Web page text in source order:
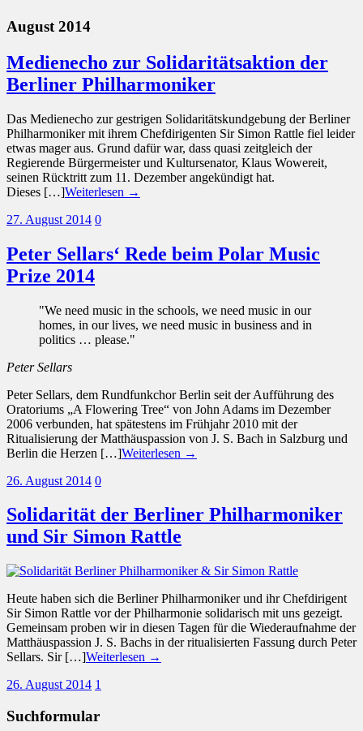
August 2014
Medienecho zur Solidaritätsaktion der
Berliner Philharmoniker
Das Medienecho zur gestrigen Solidaritätskundgebung der Berliner
Philharmoniker mit ihrem Chefdirigenten Sir Simon Rattle fiel leider
etwas mager aus. Grund dafür war, dass quasi zeitgleich der
Regierende Bürgermeister und Kultursenator, Klaus Wowereit,
seinen Rücktritt zum 11. Dezember angekündigt hat.
Dieses […]Weiterlesen →
27. August 2014 0
Peter Sellars‘ Rede beim Polar Music
Prize 2014
"We need music in the schools, we need music in our
homes, in our lives, we need music in business and in
politics … please."
Peter Sellars
Peter Sellars, dem Rundfunkchor Berlin seit der Aufführung des
Oratoriums „A Flowering Tree“ von John Adams im Dezember
2006 verbunden, hat spätestens im Frühjahr 2010 mit der
Ritualisierung der Matthäuspassion von J. S. Bach in Salzburg und
Berlin die Herzen […]Weiterlesen →
26. August 2014 0
Solidarität der Berliner Philharmoniker
und Sir Simon Rattle
Heute haben sich die Berliner Philharmoniker und ihr Chefdirigent
Sir Simon Rattle vor der Philharmonie solidarisch mit uns gezeigt.
Gemeinsam proben wir in diesen Tagen für die Wiederaufnahme der
Matthäuspassion J. S. Bachs in der ritualisierten Fassung durch Peter
Sellars. Sir […]Weiterlesen →
26. August 2014 1
Suchformular